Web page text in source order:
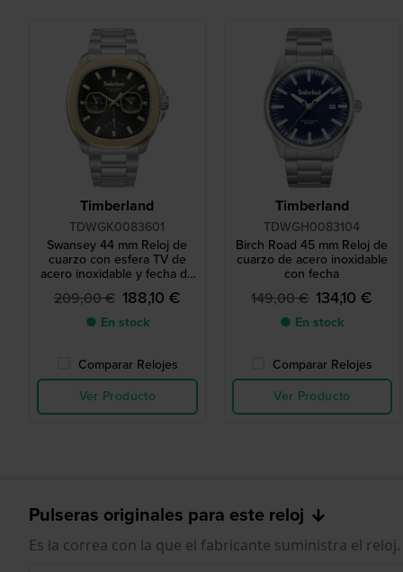
Timberland
TDWGK0083601
Swansey 44 mm Reloj de
cuarzo con esfera TV de
acero inoxidable y fecha de
día
209,00 € 188,10 €
● En stock
Comparar Relojes
Ver Producto
Timberland
TDWGH0083104
Birch Road 45 mm Reloj de
cuarzo de acero inoxidable
con fecha
149,00 € 134,10 €
● En stock
Comparar Relojes
Ver Producto
Pulseras originales para este reloj
Es la correa con la que el fabricante suministra el reloj.